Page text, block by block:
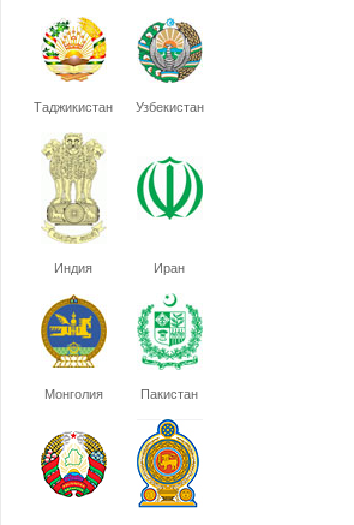
Таджикистан Узбекистан
Индия Иран
Монголия Пакистан